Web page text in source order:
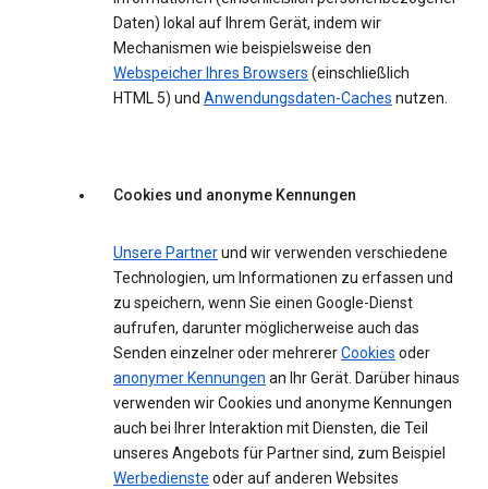
Daten) lokal auf Ihrem Gerät, indem wir
Mechanismen wie beispielsweise den
Webspeicher Ihres Browsers (einschließlich
HTML 5) und Anwendungsdaten-Caches nutzen.
Cookies und anonyme Kennungen
Unsere Partnerund wir verwenden verschiedene
Technologien, um Informationen zu erfassen und
zu speichern, wenn Sie einen Google-Dienst
aufrufen, darunter möglicherweise auch das
Senden einzelner oder mehrererCookies oder
anonymer Kennungen an Ihr Gerät. Darüber hinaus
verwenden wir Cookies und anonyme Kennungen
auch bei Ihrer Interaktion mit Diensten, die Teil
unseres Angebots für Partner sind, zum Beispiel
Werbedienste oder auf anderen Websites